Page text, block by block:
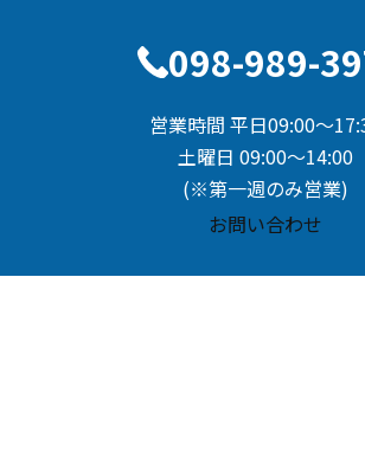
098-989-
営業時間 平日09:00～
土曜日 09:00～14:00
(※第一週のみ営業)
お問い合わせ